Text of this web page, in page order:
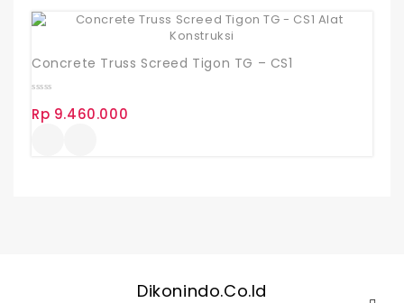
Concrete Truss Screed Tigon TG – CS1
out
of
Rp 9.460.000
Dikonindo.co.id